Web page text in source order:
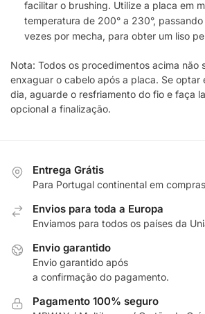
facilitar o brushing. Utilize a placa em
temperatura de 200° a 230°,
vezes por mecha, para obter um liso
Nota: Todos os procedimentos acima não
enxaguar o cabelo após a placa. Se optar
dia, aguarde o resfriamento do fio e faça
opcional a finalização.
Entrega Grátis
Para Portugal continental em
Envios para toda a Europa
Enviamos para todos os países da
Envio garantido
Envio garantido após
a confirmação do pagamento.
Pagamento 100% seguro